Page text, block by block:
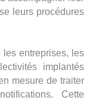
leurs procédures
les entreprises, les
implantés
mesure de traiter
Cette